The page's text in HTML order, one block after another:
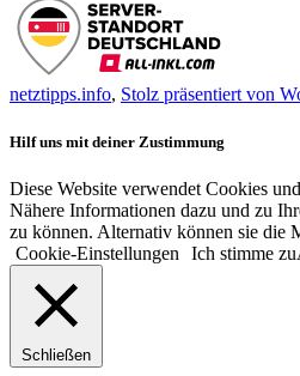
netztipps.info, Stolz präsentiert von
Hilf uns mit deiner Zustimmung
Diese Website verwendet Cookies
Nähere Informationen dazu und zu
zu können. Alternativ können sie die
Cookie-Einstellungen
Ich stimme zu
Schließen